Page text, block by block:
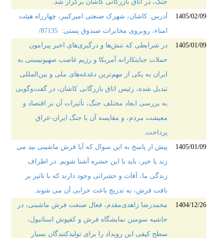
جنگ، در اتاق بازرگانی کاشان برگزار شد.
1405/02/09
آدرس: کاشان، شهرک صنعتی امیرکبیر، چهارراه هیئت
امناء، روبروی مخابرات صندوق پستی: 87135/
1405/01/09
در شرایطی که تنش‌ها و درگیری‌های اخیر پیرامون
حملات جنایتکارانه آمریکا و رژیم غاصب صهیونیستی به
ایران به یکی از مهم‌ترین دغدغه‌های ملی و بین‌المللی
تبدیل شده، رئیس اتاق بازرگانی کاشان، در گفت‌وگویی
به بررسی ابعاد مختلف جنگ، تأثیرات آن بر اقتصاد و
معیشت مردم، و مقایسه آن با جنگ ایران-عراق
پرداخت.
1405/01/09
پیش از پاسخ به این سوال که آیا فرش ماشینی بید می
زند یا خیر، باید با این حشره آشنا شویم. در اطراف
زندگی ما، آفات و حشراتی وجود دارند که با تاثیر بر
بافت فرش، به تدریج باعث خرابی آن می شوند.
1404/12/26
محمدرضا زاهدی‌مقدم، فعال صنعت فرش ماشینی، در
حاشیه سومین نمایشگاه فرش و کفپوش استانبول،
سطح کیفی این رویداد را برای تولیدکنندگان بسیار